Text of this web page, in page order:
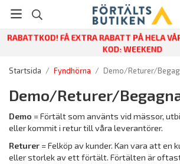
RABATTKOD! FÅ EXTRA RABATT PÅ HELA
KOD: WEEKEND
Startsida / Fyndhörna / Demo/Returer/
Demo/Returer/
Demo = Förtält som använts vid mässor,
eller kommit i retur till våra leverantörer.
Returer = Felköp av kunder. Kan vara att en
eller storlek av ett förtält. Förtälten är